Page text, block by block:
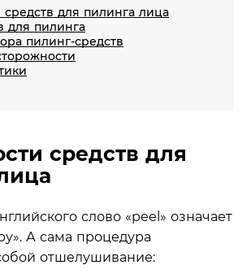
для пилинга лица
для пилинга
пилинг-средств
средств для
слово «peel» означает
А сама процедура
отшелушивание: